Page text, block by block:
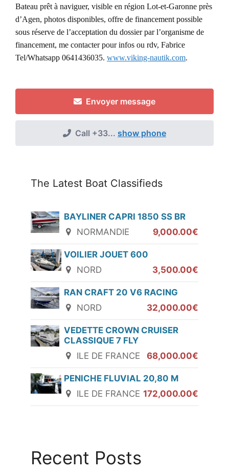
Bateau prêt à naviguer, visible en région Lot-et-Garonne près
d’Agen, photos disponibles, offre de financement possible
sous réserve de l’acceptation du dossier par l’organisme de
financement, me contacter pour infos ou rdv, Fabrice
Tel/Whatsapp 0641436035. www.viking-nautik.com.
Envoyer message
Call +33... show phone
The Latest Boat Classifieds
BAYLINER CAPRI 1850 SS BR
NORMANDIE
9,000.00€
VOILIER JOUET 600
NORD
3,500.00€
RAN CRAFT 20 V6 RACING
NORD
32,000.00€
VEDETTE CROWN CRUISER
CLASSIQUE 7 FLY
ILE DE FRANCE
68,000.00€
PENICHE FLUVIAL 20,80 M
ILE DE FRANCE 172,000.00€
Recent Posts